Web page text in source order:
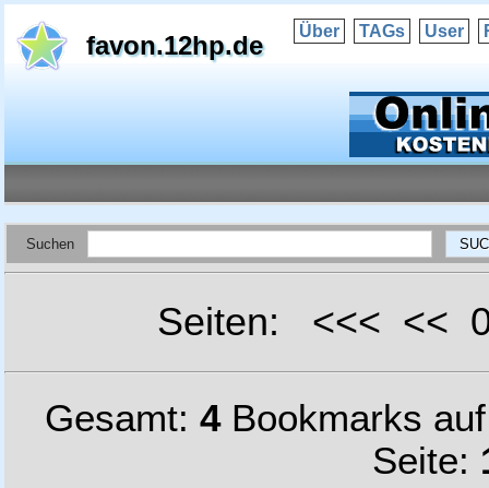
favon.12hp.de Über TAGs User
Suchen
Seiten: <<< <<
Gesamt: 4Bookmarks
Seite: